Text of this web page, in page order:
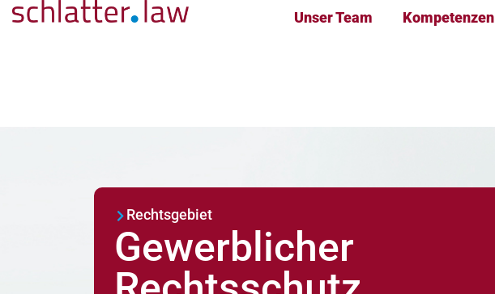
Unser Team Kompetenzen
Rechtsgebiet
Gewerblicher